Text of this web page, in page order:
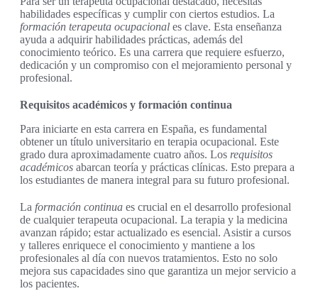
habilidades específicas y cumplir con ciertos estudios. La
formación terapeuta ocupacional es clave. Esta enseñanza
ayuda a adquirir habilidades prácticas, además del
conocimiento teórico. Es una carrera que requiere esfuerzo,
dedicación y un compromiso con el mejoramiento personal y
profesional.
Requisitos académicos y formación continua
Para iniciarte en esta carrera en España, es fundamental
obtener un título universitario en terapia ocupacional. Este
grado dura aproximadamente cuatro años. Los requisitos
académicos abarcan teoría y prácticas clínicas. Esto prepara a
los estudiantes de manera integral para su futuro profesional.
La formación continua es crucial en el desarrollo profesional
de cualquier terapeuta ocupacional. La terapia y la medicina
avanzan rápido; estar actualizado es esencial. Asistir a cursos
y talleres enriquece el conocimiento y mantiene a los
profesionales al día con nuevos tratamientos. Esto no solo
mejora sus capacidades sino que garantiza un mejor servicio a
los pacientes.